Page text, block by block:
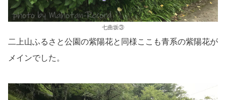
七曲坂③
二上山ふるさと公園の紫陽花と同様ここも青系の紫陽花が
メインでした。